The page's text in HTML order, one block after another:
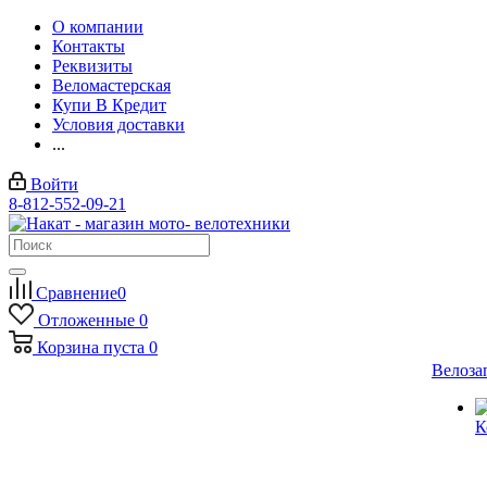
О компании
Контакты
Реквизиты
Веломастерская
Купи В Кредит
Условия доставки
...
Войти
8-812-552-09-21
Сравнение0
Отложенные 0
Корзина пуста 0